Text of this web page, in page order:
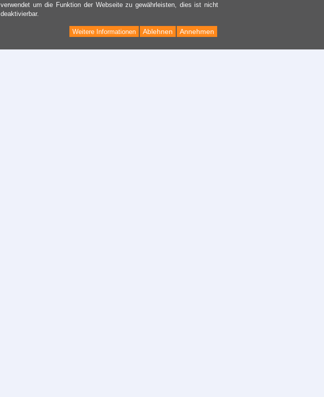
verwendet um die Funktion der Webseite zu gewährleisten, dies ist nicht
deaktivierbar.
Annehmen
Ablehnen
Weitere Informationen